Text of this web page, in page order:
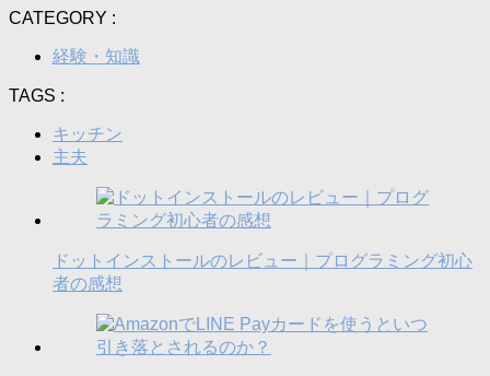
CATEGORY :
経験・知識
TAGS :
キッチン
主夫
ドットインストールのレビュー｜プログラミング初心
者の感想